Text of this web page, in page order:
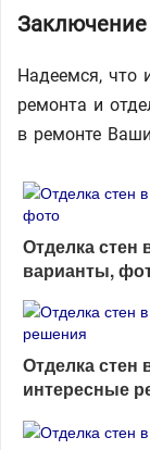
Заключение
Надеемся, что
ремонта и
в ремонте
Отделка стен
варианты,
Отделка стен
интересные